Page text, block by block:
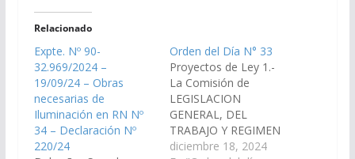
Relacionado
Expte. Nº 90-
32.969/2024 –
19/09/24 – Obras
necesarias de
Iluminación en RN Nº
34 – Declaración Nº
220/24
Orden del Día N° 33
Proyectos de Ley 1.-
La Comisión de
LEGISLACION
GENERAL, DEL
TRABAJO Y REGIMEN
PREVISIONAL, ha
diciembre 18, 2024